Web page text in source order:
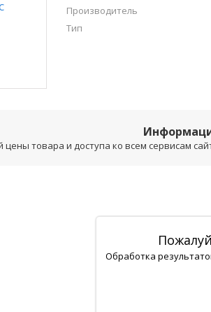
Производитель
Тип
товара и доступа ко всем сервисам
Обработка